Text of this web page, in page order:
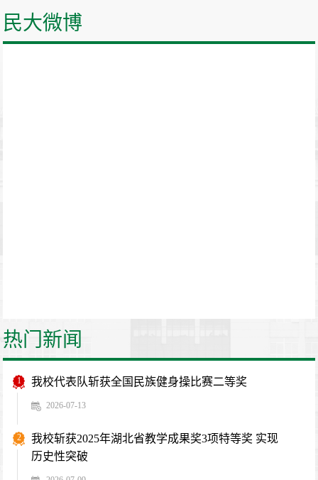
民大微博
热门新闻
1 我校代表队斩获全国民族健身操比赛二等奖
2026-07-13
2
我校斩获2025年湖北省教学成果奖3项特等奖 实现
历史性突破